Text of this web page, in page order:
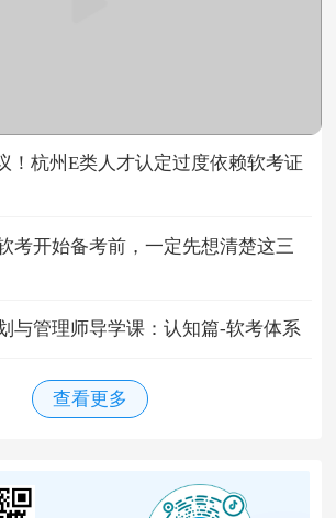
！杭州E类人才认定过度依赖软考证
考开始备考前，一定先想清楚这三
与管理师导学课：认知篇-软考体系
查看更多